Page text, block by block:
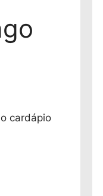
cardápio